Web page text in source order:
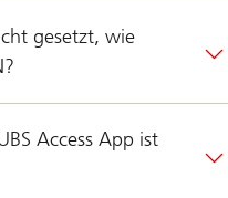
gesetzt, wie
Access App ist